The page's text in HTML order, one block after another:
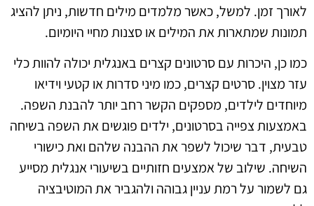
לאורך זמן. למשל, כאשר מלמדים מילים חדשות, ניתן להציג
תמונות שמתארות את המילים או סצנות מחיי היומיום.
כמו כן, היכרות עם סרטונים קצרים באנגלית יכולה להוות כלי
עזר מצוין. סרטים קצרים, כמו מיני סדרות או קטעי וידיאו
מיוחדים לילדים, מספקים הקשר רחב יותר להבנת השפה.
באמצעות צפייה בסרטונים, ילדים פוגשים את השפה בשיחה
טבעית, דבר שיכול לשפר את ההבנה שלהם ואת כישורי
השיחה. שילוב של אמצעים חזותיים בשיעורי אנגלית מסייע
גם לשמור על רמת עניין גבוהה ולהגביר את המוטיבציה